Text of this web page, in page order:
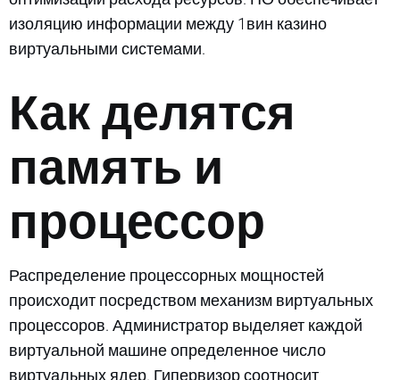
изоляцию информации между 1вин казино
виртуальными системами.
Как делятся
память и
процессор
Распределение процессорных мощностей
происходит посредством механизм виртуальных
процессоров. Администратор выделяет каждой
виртуальной машине определенное число
виртуальных ядер. Гипервизор соотносит